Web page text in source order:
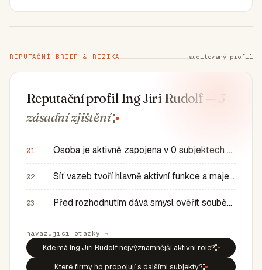
REPUTAČNÍ BRIEF & RIZIKA auditovaný profil
Reputační profil Ing Jiri Rudolf — 3
zásadnízjištění
01 Osoba je aktivně zapojena v 0 subjektech a má 0 historic…
02 Síť vazeb tvoří hlavně aktivní funkce a majetkové role v…
03 Před rozhodnutím dává smysl ověřit souběh rolí, historic…
navazující otázky →
Kde má Ing Jiri Rudolf nejvýznamnější aktivní role?
Které firmy ho propojují s dalšími subjekty?